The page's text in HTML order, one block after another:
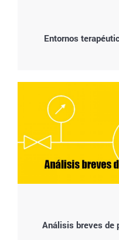
Entornos
Análisis breves de